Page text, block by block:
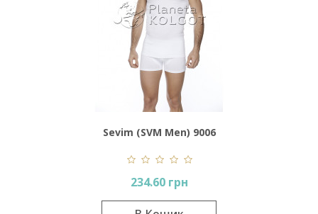
Sevim (SVM Men) 9006
234.60 грн